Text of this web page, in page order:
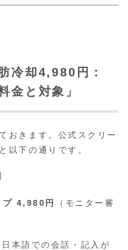
冷却4,980円：
金と対象」
おきます。公式スクリー
以下の通りです。
プ 4,980円
（モニター審
日本語での会話・記入が